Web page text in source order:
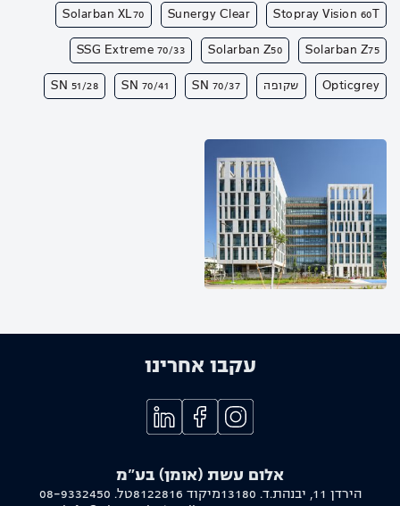
Stopray Vision 60T
Sunergy Clear
Solarban XL70
Solarban Z75
Solarban Z50
SSG Extreme 70/33
Opticgrey שקופה SN 70/37
SN 70/41
SN 51/28
עקבו אחרינו
אלום עשת (אומן) בע"מ
הירדן 11, יבנה ת.ד. 13180 מיקוד 8122816 טל. 08-9332450